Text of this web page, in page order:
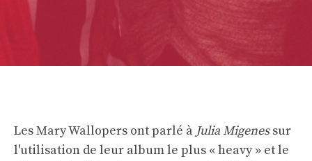
Les Mary Wallopers ont parlé à Julia Migenessur
l'utilisation de leur album le plus « heavy » et le